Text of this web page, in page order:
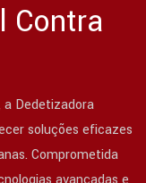
Contra
a Dedetizadora
soluções eficazes
Comprometida